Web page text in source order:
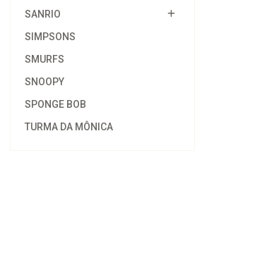
SANRIO
SIMPSONS
SMURFS
SNOOPY
SPONGE BOB
TURMA DA MÔNICA